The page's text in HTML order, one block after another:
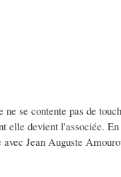
se contente pas de
devient l'associée.
Jean Auguste